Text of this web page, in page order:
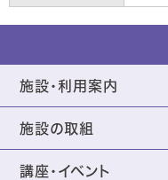
施設・利用案内
施設の取組
講座・イベント